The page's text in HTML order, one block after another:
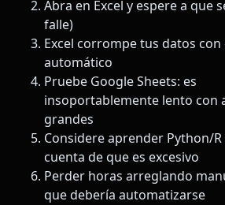
Abra en Excel y espere a que
falle)
Excel corrompe tus datos
automático
Pruebe Google Sheets: es
insoportablemente lento con
grandes
Considere aprender Python/
cuenta de que es excesivo
Perder horas arreglando
que debería automatizarse